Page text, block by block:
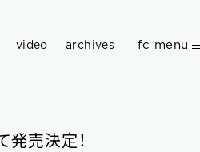
video archives fc menu
発売決定！